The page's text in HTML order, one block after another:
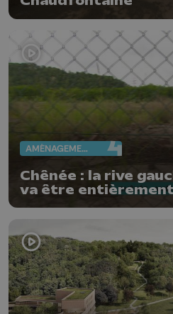
AMÉNAGEMENT DU TERRITOIRE
Chênée : la rive
va être